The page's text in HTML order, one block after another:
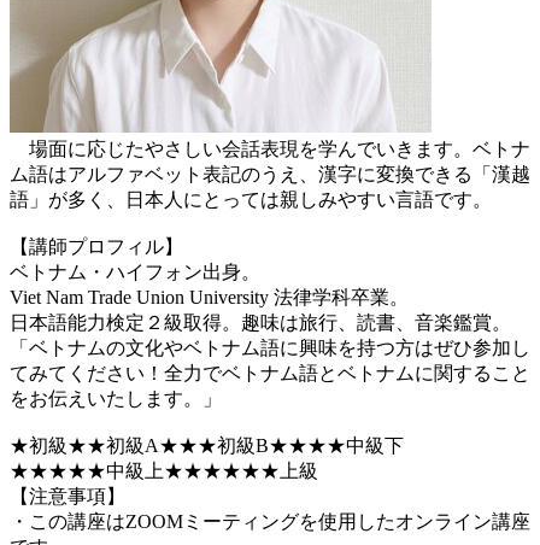
場面に応じたやさしい会話表現を学んでいきます。ベトナ
ム語はアルファベット表記のうえ、漢字に変換できる「漢越
語」が多く、日本人にとっては親しみやすい言語です。
【講師プロフィル】
ベトナム・ハイフォン出身。
Viet Nam Trade Union University 法律学科卒業。
日本語能力検定２級取得。趣味は旅行、読書、音楽鑑賞。
「ベトナムの文化やベトナム語に興味を持つ方はぜひ参加し
てみてください！全力でベトナム語とベトナムに関すること
をお伝えいたします。」
★初級★★初級A★★★初級B★★★★中級下
★★★★★中級上★★★★★★上級
【注意事項】
・この講座はZOOMミーティングを使用したオンライン講座